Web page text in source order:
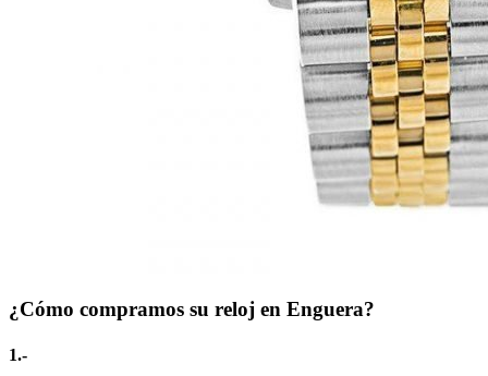
¿Cómo compramos su reloj en Enguera?
1.-